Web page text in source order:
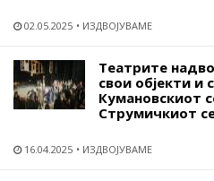
02.05.2025 ИЗДВОЈУВАМЕ
Театрите
свои објекти и
Кумановскиот
Струмичкиот
16.04.2025 ИЗДВОЈУВАМЕ